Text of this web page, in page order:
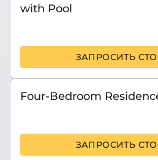
with Pool
ЗАПРОСИТЬ
Four-Bedroom
ЗАПРОСИТЬ